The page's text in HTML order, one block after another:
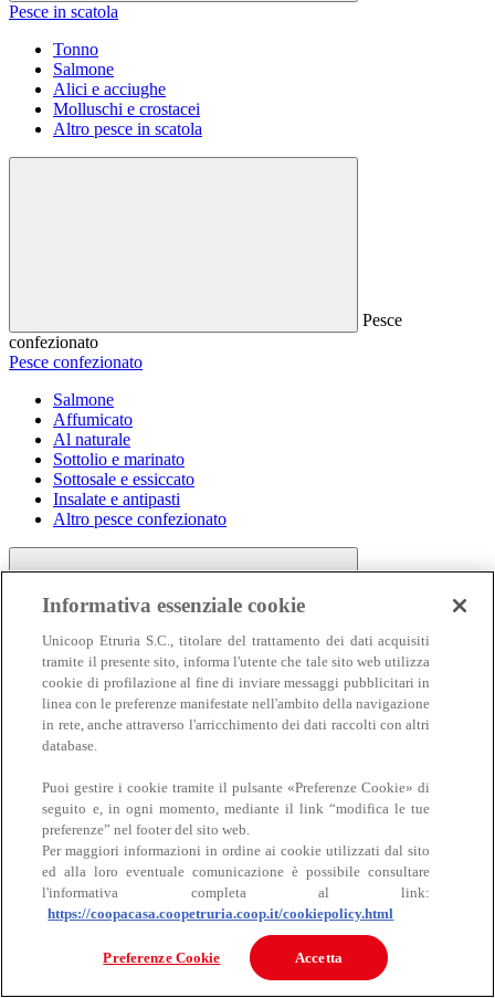
Pesce in scatola
Tonno
Salmone
Alici e acciughe
Molluschi e crostacei
Altro pesce in scatola
Pesce
confezionato
Pesce confezionato
Salmone
Affumicato
Al naturale
Sottolio e marinato
Sottosale e essiccato
Insalate e antipasti
Altro pesce confezionato
Carne
Carne
Bovino
Informativa essenziale cookie
Unicoop Etruria S.C., titolare del trattamento dei dati acquisiti
tramite il presente sito, informa l'utente che tale sito web utilizza
cookie di profilazione al fine di inviare messaggi pubblicitari in
linea con le preferenze manifestate nell'ambito della navigazione
in rete, anche attraverso l'arricchimento dei dati raccolti con altri
database.
Puoi gestire i cookie tramite il pulsante «Preferenze Cookie» di
seguito e, in ogni momento, mediante il link “modifica le tue
preferenze” nel footer del sito web.
Per maggiori informazioni in ordine ai cookie utilizzati dal sito
ed alla loro eventuale comunicazione è possibile consultare
l'informativa completa al link:
https://coopacasa.coopetruria.coop.it/cookiepolicy.html
Preferenze Cookie Accetta